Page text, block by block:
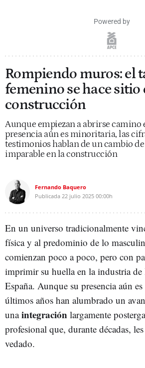
Powered by
Rompiendo muros: el
femenino se hace sitio
construcción
Aunque empiezan a abrirse camino
presencia aún es minoritaria, las
testimonios hablan de un cambio
imparable en la construcción
Fernando Baquero
Publicada 22 julio 2025 00:00h
En un universo tradicionalmente
física y al predominio de lo
comienzan poco a poco, pero con
imprimir su huella en la industria de
España. Aunque su presencia aún
últimos años han alumbrado un
unaintegración largamente
profesional que, durante décadas,
vedado.